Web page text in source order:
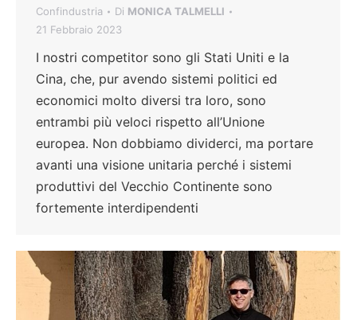
Confindustria Di MONICA TALMELLI
21 Febbraio 2023
I nostri competitor sono gli Stati Uniti e la
Cina, che, pur avendo sistemi politici ed
economici molto diversi tra loro, sono
entrambi più veloci rispetto all’Unione
europea. Non dobbiamo dividerci, ma portare
avanti una visione unitaria perché i sistemi
produttivi del Vecchio Continente sono
fortemente interdipendenti